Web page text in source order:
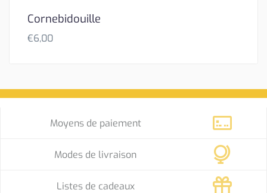
Cornebidouille
€6,00
Moyens de paiement
Modes de livraison
Listes de cadeaux